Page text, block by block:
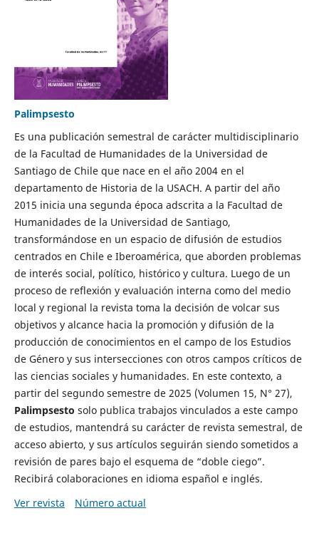
Palimpsesto
Es una publicación semestral de carácter multidisciplinario
de la Facultad de Humanidades de la Universidad de
Santiago de Chile que nace en el año 2004 en el
departamento de Historia de la USACH. A partir del año
2015 inicia una segunda época adscrita a la Facultad de
Humanidades de la Universidad de Santiago,
transformándose en un espacio de difusión de estudios
centrados en Chile e Iberoamérica, que aborden problemas
de interés social, político, histórico y cultura. Luego de un
proceso de reflexión y evaluación interna como del medio
local y regional la revista toma la decisión de volcar sus
objetivos y alcance hacia la promoción y difusión de la
producción de conocimientos en el campo de los Estudios
de Género y sus intersecciones con otros campos críticos de
las ciencias sociales y humanidades. En este contexto, a
partir del segundo semestre de 2025 (Volumen 15, N° 27),
Palimpsesto solo publica trabajos vinculados a este campo
de estudios, mantendrá su carácter de revista semestral, de
acceso abierto, y sus artículos seguirán siendo sometidos a
revisión de pares bajo el esquema de “doble ciego”.
Recibirá colaboraciones en idioma español e inglés.
Ver revista
Número actual